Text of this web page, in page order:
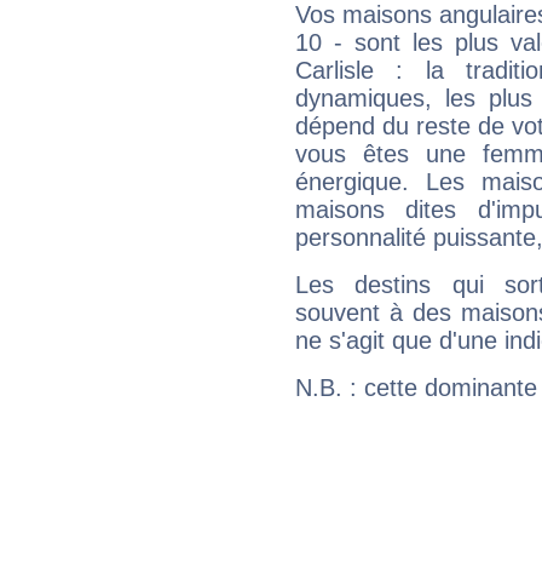
Vos maisons
10 - sont les plus
Carlisle : la
dynamiques, les
dépend du reste de
vous êtes une
énergique. Les
maisons dites
personnalité
Les destins qui
souvent à des
ne s'agit que d'une
N.B. : cette